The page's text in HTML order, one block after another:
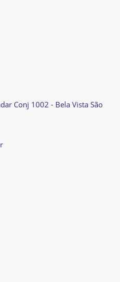
Conj 1002 - Bela Vista São